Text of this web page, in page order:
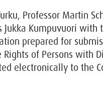
Professor Martin
Jukka Kumpuvuori with
prepared for
Rights of Persons with
electronically to the